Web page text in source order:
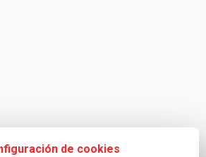
de cookies